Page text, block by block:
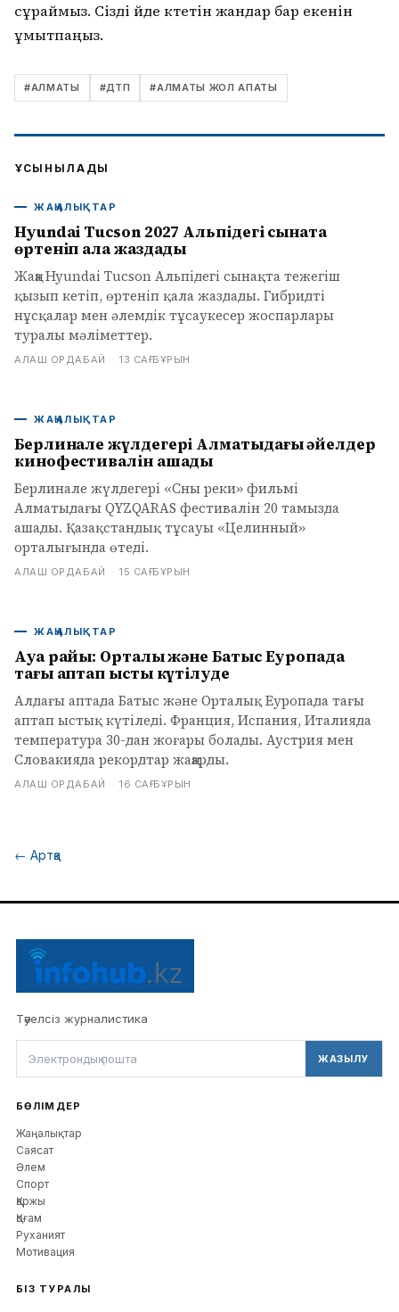
сұраймыз. Сізді үйде күтетін жандар бар екенін
ұмытпаңыз.
#АЛМАТЫ #ДТП #АЛМАТЫ ЖОЛ АПАТЫ
ҰСЫНЫЛАДЫ
ЖАҢАЛЫҚТАР
Hyundai Tucson 2027 Альпідегі сынақта
өртеніп қала жаздады
Жаңа Hyundai Tucson Альпідегі сынақта тежегіш
қызып кетіп, өртеніп қала жаздады. Гибридті
нұсқалар мен әлемдік тұсаукесер жоспарлары
туралы мәліметтер.
АЛАШ ОРДАБАЙ · 13 САҒ БҰРЫН
ЖАҢАЛЫҚТАР
Берлинале жүлдегері Алматыдағы әйелдер
кинофестивалін ашады
Берлинале жүлдегері «Сны реки» фильмі
Алматыдағы QYZQARAS фестивалін 20 тамызда
ашады. Қазақстандық тұсауы «Целинный»
орталығында өтеді.
АЛАШ ОРДАБАЙ · 15 САҒ БҰРЫН
ЖАҢАЛЫҚТАР
Ауа райы: Орталық және Батыс Еуропада
тағы аптап ыстық күтілуде
Алдағы аптада Батыс және Орталық Еуропада тағы
аптап ыстық күтіледі. Франция, Испания, Италияда
температура 30-дан жоғары болады. Аустрия мен
Словакияда рекордтар жаңарды.
АЛАШ ОРДАБАЙ · 16 САҒ БҰРЫН
← Артқа
Тәуелсіз журналистика
ЖАЗЫЛУ
БӨЛІМДЕР
Жаңалықтар
Саясат
Әлем
Спорт
Қаржы
Қоғам
Руханият
Мотивация
БІЗ ТУРАЛЫ